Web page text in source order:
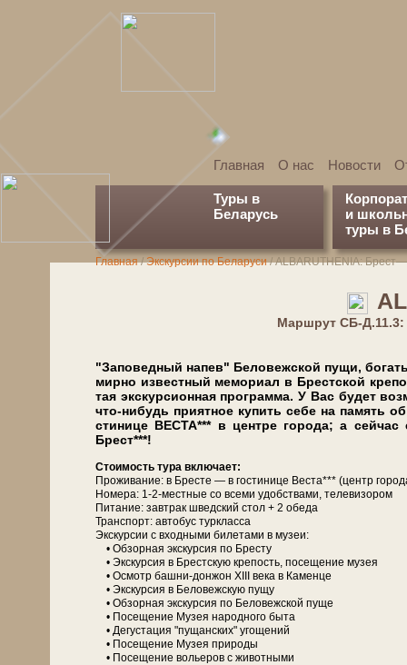
Главная О нас Новости
Туры в
Беларусь
и
туры в
Главная/Экскурсии по Беларуси/АLBARUTHENIA:
Марш­рут СБ-
"За­по­вед­ный на­пев" Бе­ло­веж­ской пу­щи,
мир­но из­вест­ный ме­мо­ри­ал в Брест­ской
тая экс­кур­си­он­ная про­грам­ма. У Вас бу­дет
что-нибудь при­ят­ное ку­пить се­бе на па­мять
сти­ни­це ВЕСТА*** в цен­тре го­ро­да; а
Брест***!
Сто­и­мость ту­ра вклю­ча­ет:
Про­жи­ва­ние: в Бре­сте — в го­сти­ни­це Веста*** (центр
Номера: 1-2-местные со все­ми удоб­ства­ми, те­ле­ви­зо­ром
Питание: завтрак швед­ский стол + 2 обе­да
Транс­порт: ав­то­бус турк­лас­са
Экскурсии с вход­ны­ми би­ле­та­ми в му­зеи:
• Об­зор­ная экскурсия по Бре­сту
• Экс­кур­сия в Брестскую кре­пость, посещение му­зея
• Осмотр башни-донжон ХІІІ ве­ка в Каменце
• Экс­кур­сия в Бе­ло­веж­скую пу­щу
• Об­зор­ная экскурсия по Бе­ло­веж­ской пуще
• По­се­ще­ние Музея на­род­но­го бы­та
• Де­гу­ста­ция "пущанских" угощений
• По­се­ще­ние Музея при­ро­ды
• По­се­ще­ние во­лье­ров с жи­вот­ны­ми